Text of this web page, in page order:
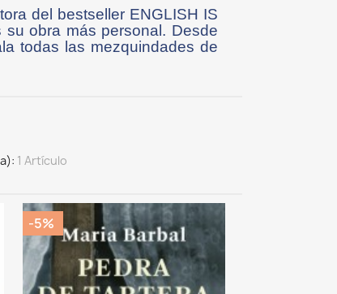
del bestseller ENGLISH IS
su obra más personal. Desde
todas las mezquindades de
1 Artículo
-5%